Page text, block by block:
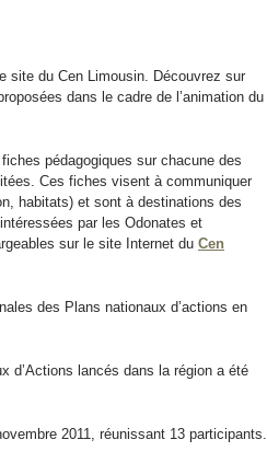
site du Cen Limousin. Découvrez sur
dans le cadre de l’animation du
pédagogiques sur chacune des
Ces fiches visent à communiquer
habitats) et sont à destinations des
par les Odonates et
sur le site Internet du Cen
des Plans nationaux d’actions en
d’Actions lancés dans la région a été
2011, réunissant 13 participants.